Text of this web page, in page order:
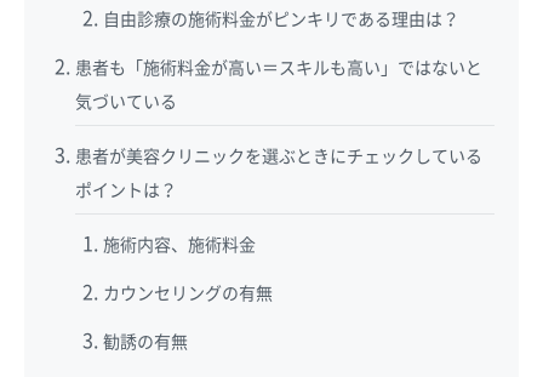
自由診療の施術料金がピンキリである理由は？
患者も「施術料金が高い＝スキルも高い」ではないと
気づいている
患者が美容クリニックを選ぶときにチェックしている
ポイントは？
施術内容、施術料金
カウンセリングの有無
勧誘の有無